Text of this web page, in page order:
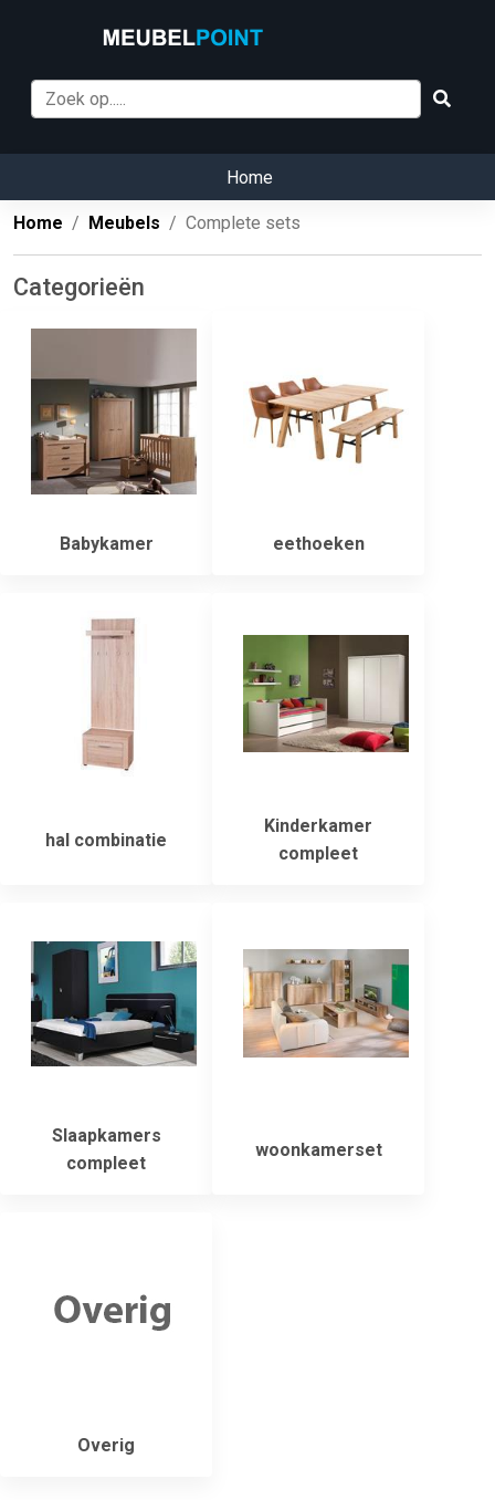
Home
Home Meubels Complete sets
Categorieën
Babykamer eethoeken
hal combinatie
Kinderkamer
compleet
Slaapkamers
compleet
woonkamerset
Overig